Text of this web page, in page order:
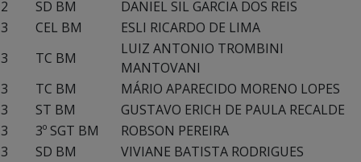
2
SD BM
DANIEL SIL GARCIA DOS REIS
3
CEL BM
ESLI RICARDO DE LIMA
3
TC BM
LUIZ ANTONIO TROMBINI
MANTOVANI
3
TC BM
MÁRIO APARECIDO MORENO LOPES
3
ST BM
GUSTAVO ERICH DE PAULA RECALDE
3
3º SGT BM
ROBSON PEREIRA
3
SD BM
VIVIANE BATISTA RODRIGUES